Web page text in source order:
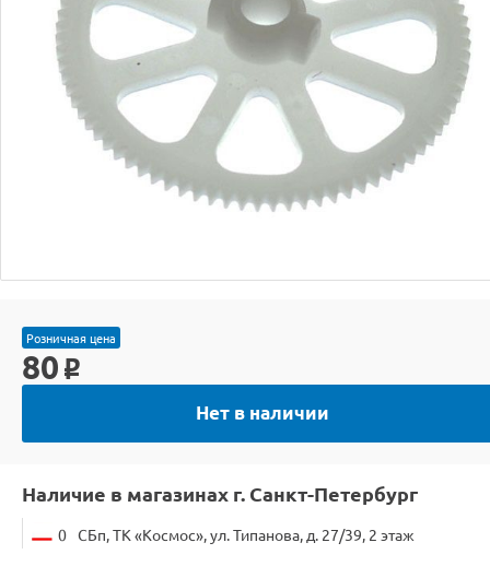
Розничная цена
80 o
Нет в наличии
Наличие в магазинах г. Санкт-Петербург
0 СБп, ТК «Космос», ул. Типанова, д. 27/39, 2 этаж